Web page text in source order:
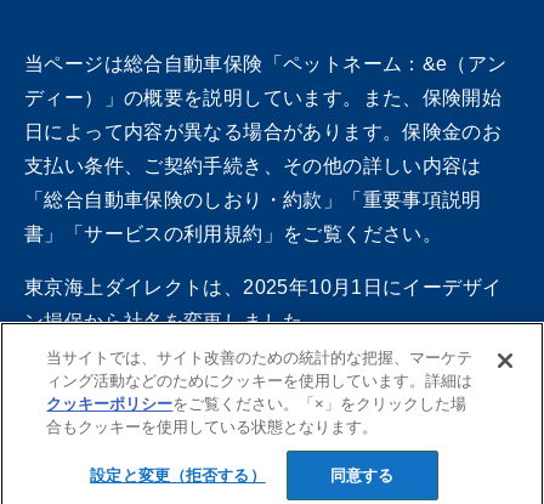
当ページは総合自動車保険「ペットネーム：&e（アン
ディー）」の概要を説明しています。また、保険開始
日によって内容が異なる場合があります。保険金のお
支払い条件、ご契約手続き、その他の詳しい内容は
「総合自動車保険のしおり・約款」「重要事項説明
書」「サービスの利用規約」をご覧ください。
東京海上ダイレクトは、2025年10月1日にイーデザイ
ン損保から社名を変更しました。
一部旧社名の記載が残っている場合がありますので、
ご了承ください。
当サイトでは、サイト改善のための統計的な把握、マーケテ
ィング活動などのためにクッキーを使用しています。詳細は
クッキーポリシーをご覧ください。「×」をクリックした場
合もクッキーを使用している状態となります。
設定と変更（拒否する） 同意する